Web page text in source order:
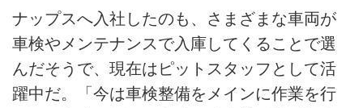
ナップスへ入社したのも、さまざまな車両が
車検やメンテナンスで入庫してくることで選
んだそうで、現在はピットスタッフとして活
躍中だ。「今は車検整備をメインに作業を行